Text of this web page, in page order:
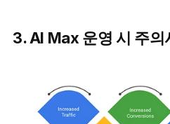
3. AI Max 운영 시 주의